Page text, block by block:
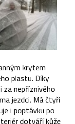
krytem
plastu. Díky
za nepříznivého
jezdci. Má čtyři
i poptávku po
dotváří kůže